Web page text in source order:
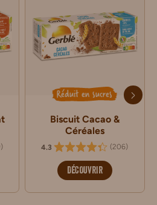
)
Réduit en sucres
Biscuit Cacao &
Céréales
4.3 (206)
DÉCOUVRIR